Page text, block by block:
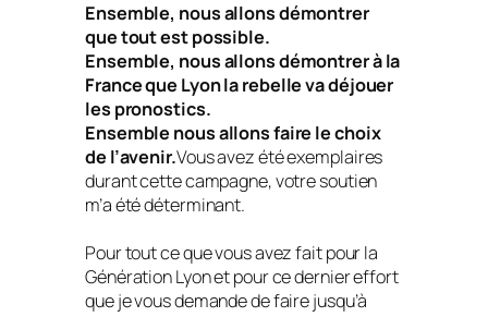
Ensemble, nous allons démontrer
que tout est possible.
Ensemble, nous allons démontrer à la
France que Lyon la rebelle va déjouer
les pronostics.
Ensemble nous allons faire le choix
de l’avenir.Vous avez été exemplaires
durant cette campagne, votre soutien
m’a été déterminant.
Pour tout ce que vous avez fait pour la
Génération Lyon et pour ce dernier effort
que je vous demande de faire jusqu’à